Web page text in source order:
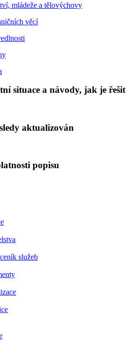
mládeže a tělovýchovy
věcí
situace a návody, jak je řešit
aktualizován
popisu
služeb